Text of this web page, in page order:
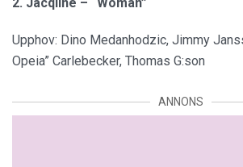
Upphov: Dino Medanhodzic, Jimmy
Opeia” Carlebecker, Thomas G:son
ANNONS